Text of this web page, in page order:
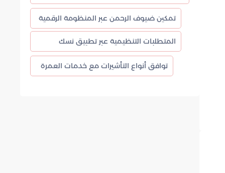
تمكين ضيوف الرحمن عبر المنظومة الرقمية
المتطلبات التنظيمية عبر تطبيق نسك
توافق أنواع التأشيرات مع خدمات العمرة